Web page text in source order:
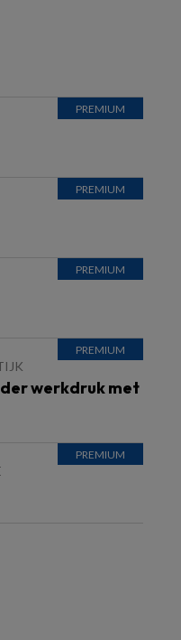
werkdruk met